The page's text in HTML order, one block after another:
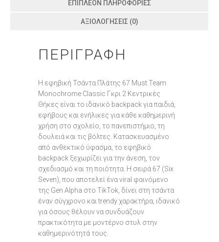
ΕΠΙΠΛΈΟΝ ΠΛΗΡΟΦΟΡΊΕΣ
ΑΞΙΟΛΟΓΉΣΕΙΣ (0)
ΠΕΡΙΓΡΑΦΉ
Η εφηβική Τσάντα Πλάτης 67 Must Team
Monochrome Classic Γκρι 2 Κεντρικές
Θήκες είναι το ιδανικό backpack για παιδιά,
εφήβους και ενήλικες για κάθε καθημερινή
χρήση στο σχολείο, το πανεπιστήμιο, τη
δουλειά και τις βόλτες. Κατασκευασμένο
από ανθεκτικό ύφασμα, το εφηβικό
backpack ξεχωρίζει για την άνεση, τον
σχεδιασμό και τη ποιότητα. Η σειρά 67 (Six
Seven), που αποτελεί ένα viral φαινόμενο
της Gen Alpha στο TikTok, δίνει στη τσάντα
έναν σύγχρονο και trendy χαρακτήρα, ιδανικό
για όσους θέλουν να συνδυάζουν
πρακτικότητα με μοντέρνο στυλ στην
καθημερινότητά τους.